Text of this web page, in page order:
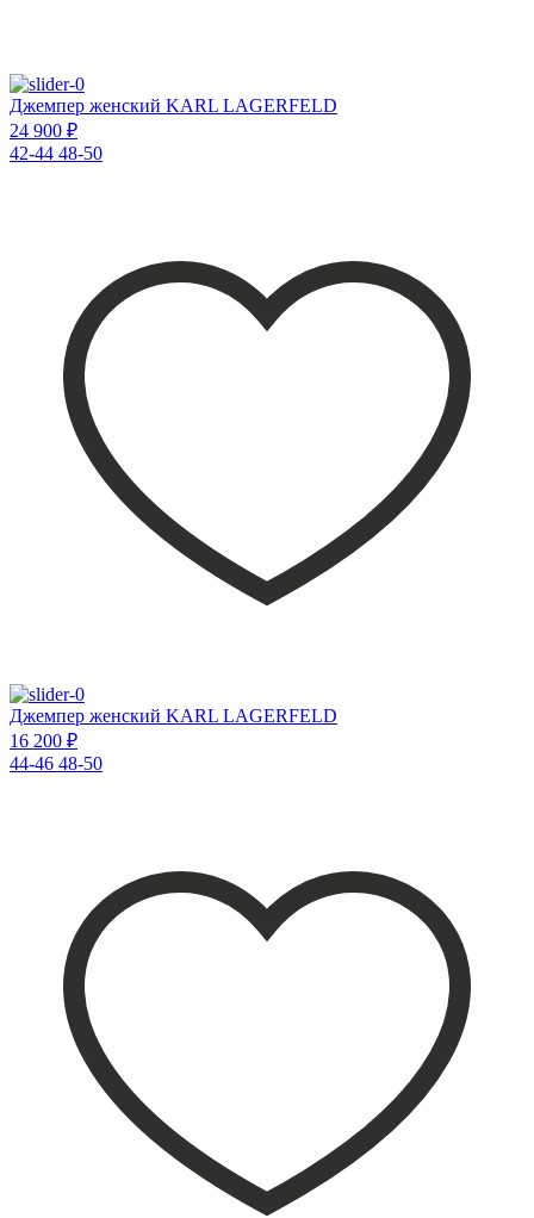
Джемпер женский KARL LAGERFELD
24 900 ₽
42-44 48-50
Джемпер женский KARL LAGERFELD
16 200 ₽
44-46 48-50